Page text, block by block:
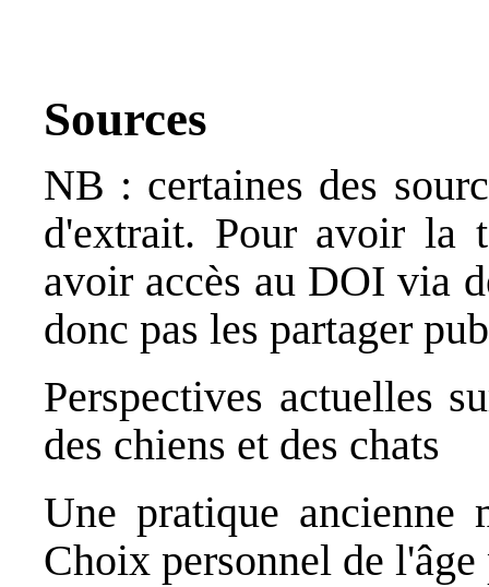
Sources
NB : certaines des
d'extrait. Pour avoir la
avoir accès au DOI via
donc pas les partager
Perspectives actuelles
des chiens et des chats
Une pratique ancienne
Choix personnel de